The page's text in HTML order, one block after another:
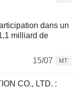
dans un
milliard de
15/07
MT
CO., LTD. :